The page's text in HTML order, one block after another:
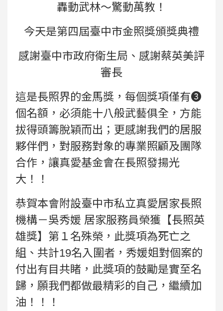
轟動武林～驚動萬教！
今天是第四屆臺中市金照獎頒獎典禮
感謝臺中市政府衛生局、感謝蔡英美評
審長
這是長照界的金馬獎 ，每個獎項僅有❸
個名額，必須能十八般武藝俱全，方能
拔得頭籌脫穎而出 ；更感謝我們的居服
夥伴們，對服務對象的專業照顧及團隊
合作，讓真愛基金會在長照發揚光
大！！
恭賀本會附設臺中市私立真愛居家長照
機構－吳秀媛 居家服務員榮獲【長照英
雄獎】第１名殊榮，此獎項為死亡之
組、共計19名入圍者，秀媛姐對個案的
付出有目共睹，此獎項的鼓勵是實至名
歸，願我們都做最精彩的自己，繼續加
油！！！